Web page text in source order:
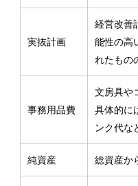
実抜計画
経営改善
能性の高
れたもの
事務用品費
文房具や
具体的に
ンク代な
純資産 総資産か